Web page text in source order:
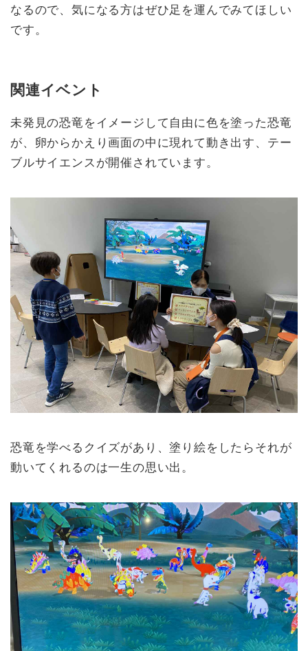
なるので、気になる方はぜひ足を運んでみてほしい
です。
関連イベント
未発見の恐竜をイメージして自由に色を塗った恐竜
が、卵からかえり画面の中に現れて動き出す、テー
ブルサイエンスが開催されています。
恐竜を学べるクイズがあり、塗り絵をしたらそれが
動いてくれるのは一生の思い出。